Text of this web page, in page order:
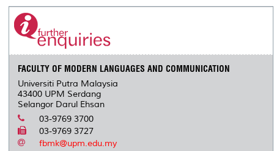
FACULTY OF MODERN LANGUAGES AND COMMUNICATION
Universiti Putra Malaysia
43400 UPM Serdang
Selangor Darul Ehsan
03-9769 3700
03-9769 3727
fbmk@upm.edu.my